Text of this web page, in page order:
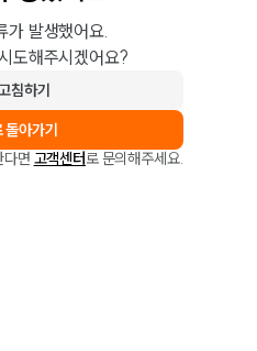
가 발생했어요.
도해주시겠어요?
침하기
돌아가기
다면 고객센터로 문의해주세요.